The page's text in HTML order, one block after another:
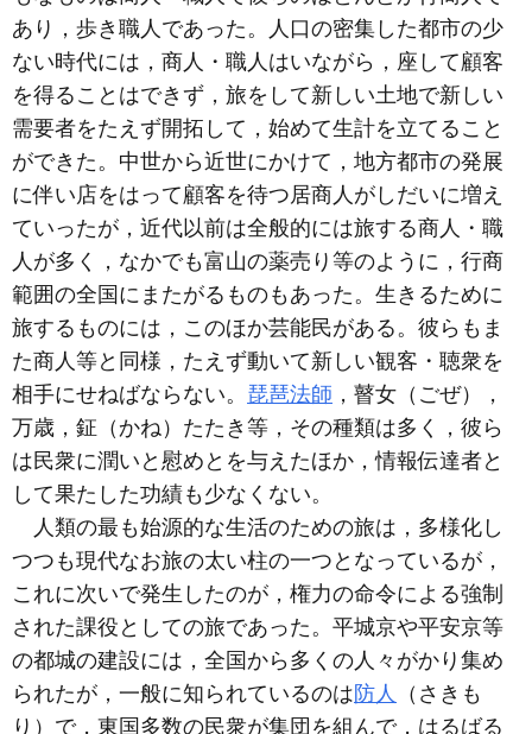
あり，歩き職人であった。人口の密集した都市の少
ない時代には，商人・職人はいながら，座して顧客
を得ることはできず，旅をして新しい土地で新しい
需要者をたえず開拓して，始めて生計を立てること
ができた。中世から近世にかけて，地方都市の発展
に伴い店をはって顧客を待つ居商人がしだいに増え
ていったが，近代以前は全般的には旅する商人・職
人が多く，なかでも富山の薬売り等のように，行商
範囲の全国にまたがるものもあった。生きるために
旅するものには，このほか芸能民がある。彼らもま
た商人等と同様，たえず動いて新しい観客・聴衆を
相手にせねばならない。 琵琶法師 ，瞽女（ごぜ），
万歳，鉦（かね）たたき等，その種類は多く，彼ら
は民衆に潤いと慰めとを与えたほか，情報伝達者と
して果たした功績も少なくない。
人類の最も始源的な生活のための旅は，多様化し
つつも現代なお旅の太い柱の一つとなっているが，
これに次いで発生したのが，権力の命令による強制
された課役としての旅であった。平城京や平安京等
の都城の建設には，全国から多くの人々がかり集め
られたが，一般に知られているのは 防人
（さきも
り）で，東国多数の民衆が集団を組んで，はるばる